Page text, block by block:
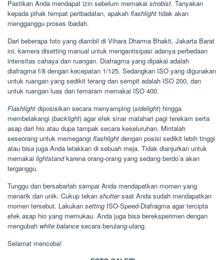
Pastikan Anda mendapat izin sebelum memakai strobist. Tanyakan
kepada pihak tempat peribadatan, apakah flashlight tidak akan
mengganggu proses ibadah.
Dari beberapa foto yang diambil di Vihara Dharma Bhakti, Jakarta Barat
ini, kamera disetting manual untuk mengantisipasi adanya perbedaan
intensitas cahaya dan ruangan. Diafragma yang dipakai adalah
diafragma f/8 dengan kecepatan 1/125. Sedangkan ISO yang digunakan
untuk ruangan yang sedikit terang dan sempit adalah ISO 200, dan
untuk ruangan luas dan temaram memakai ISO 400.
Flashlight diposisikan secara menyamping (sidelight) hingga
membelakangi (backlight) agar efek sinar matahari pagi terekam serta
asap dari hio atau dupa tampak secara keseluruhan. Mintalah
seseorang untuk memegangi flashlight dengan posisi sedikit lebih tinggi
atau bisa juga Anda letakkan di sebuah meja. Tidak dianjurkan untuk
memakai lightstandkarena orang-orang yang sedang berdo’a akan
terganggu.
Tunggu dan bersabarlah sampai Anda mendapatkan momen yang
menarik dan unik. Cukup tekan shuttersaat Anda sudah mendapatkan
momen tersebut. Lakukan setting ISO-Speed-Diafragma agar tercipta
efek asap hio yang memukau. Anda juga bisa bereksperimen dengan
mengubah white balance secara berulang-ulang.
Selamat mencoba!